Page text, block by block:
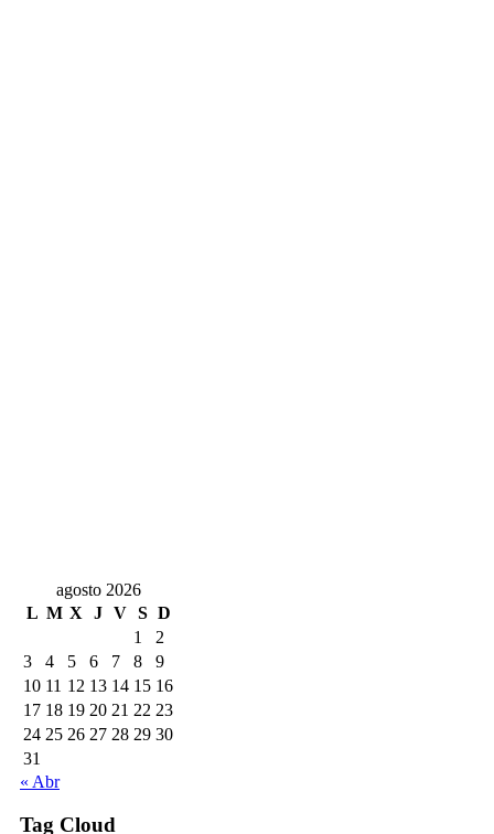
agosto 2026
L M X J V S D
1
2
3
4 5 6 7 8
9
10 11 12 13 14 15 16
17 18 19 20 21 22 23
24 25 26 27 28 29 30
31
« Abr
Tag Cloud